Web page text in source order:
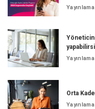
Orta